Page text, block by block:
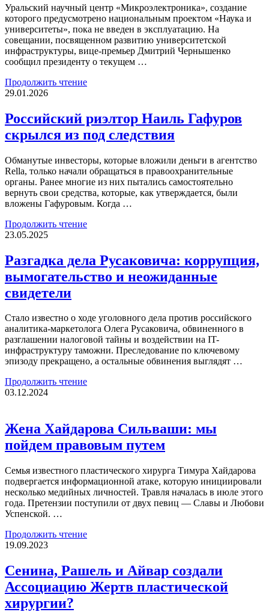
Уральский научный центр «Микроэлектроника», создание
которого предусмотрено национальным проектом «Наука и
университеты», пока не введен в эксплуатацию. На
совещании, посвященном развитию университетской
инфраструктуры, вице-премьер Дмитрий Чернышенко
сообщил президенту о текущем …
Продолжить чтение
29.01.2026
Российский риэлтор Наиль Гафуров
скрылся из под следствия
Обманутые инвесторы, которые вложили деньги в агентство
Rella, только начали обращаться в правоохранительные
органы. Ранее многие из них пытались самостоятельно
вернуть свои средства, которые, как утверждается, были
вложены Гафуровым. Когда …
Продолжить чтение
23.05.2025
Разгадка дела Русаковича: коррупция,
вымогательство и неожиданные
свидетели
Стало известно о ходе уголовного дела против российского
аналитика-маркетолога Олега Русаковича, обвиненного в
разглашении налоговой тайны и воздействии на IT-
инфраструктуру таможни. Преследование по ключевому
эпизоду прекращено, а остальные обвинения выглядят …
Продолжить чтение
03.12.2024
Жена Хайдарова Сильваши: мы
пойдем правовым путем
Семья известного пластического хирурга Тимура Хайдарова
подвергается информационной атаке, которую инициировали
несколько медийных личностей. Травля началась в июле этого
года. Претензии поступили от двух певиц — Славы и Любови
Успенской. …
Продолжить чтение
19.09.2023
Сенина, Рашель и Айвар создали
Ассоциацию Жертв пластической
хирургии?